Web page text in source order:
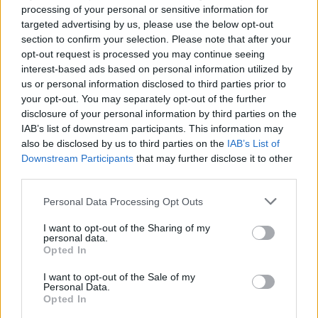
processing of your personal or sensitive information for
targeted advertising by us, please use the below opt-out
section to confirm your selection. Please note that after your
opt-out request is processed you may continue seeing
interest-based ads based on personal information utilized by
us or personal information disclosed to third parties prior to
your opt-out. You may separately opt-out of the further
disclosure of your personal information by third parties on the
IAB’s list of downstream participants. This information may
also be disclosed by us to third parties on the IAB’s List of
Downstream Participants that may further disclose it to other
Personal Data Processing Opt Outs
I want to opt-out of the Sharing of my
personal data.
Opted In
I want to opt-out of the Sale of my
Personal Data.
Opted In
γ. Στη νησιωτική χώρα η μέγιστη τιμή της
θερμοκρασίας θα φθάσει τους 35 με 36 και στα
νησιά του Ιονίου, τα νησιά του ανατολικού Αιγαίου,
τα Δωδεκάνησα και τη νότια Κρήτη τους 37 με 40
βαθμούς Κελσίου ενώ οι ελάχιστες τιμές της θα
κυμανθούν περί τους 27 με 29 βαθμούς Κελσίου.
4. Το Σάββατο (15/7) οι πολύ υψηλές
θερμοκρασίες θα διατηρηθούν.
α. Στα βόρεια ηπειρωτικά η μέγιστη τιμή της
θερμοκρασίας θα φθάσει τους 38 με 39 βαθμούς και